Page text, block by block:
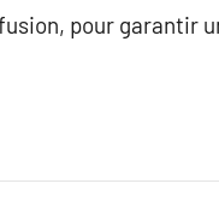
pour garantir